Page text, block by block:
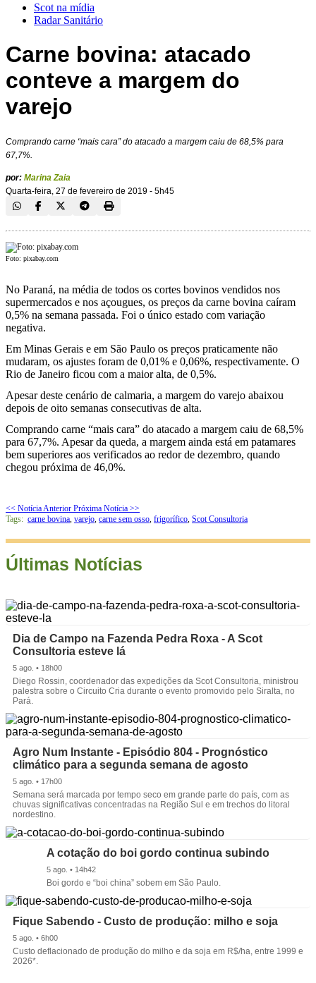
Scot na mídia
Radar Sanitário
Carne bovina: atacado
conteve a margem do
varejo
Comprando carne “mais cara” do atacado a margem caiu de 68,5% para
67,7%.
por: Marina Zaia
Quarta-feira, 27 de fevereiro de 2019 - 5h45
Foto: pixabay.com
No Paraná, na média de todos os cortes bovinos vendidos nos
supermercados e nos açougues, os preços da carne bovina caíram
0,5% na semana passada. Foi o único estado com variação
negativa.
Em Minas Gerais e em São Paulo os preços praticamente não
mudaram, os ajustes foram de 0,01% e 0,06%, respectivamente. O
Rio de Janeiro ficou com a maior alta, de 0,5%.
Apesar deste cenário de calmaria, a margem do varejo abaixou
depois de oito semanas consecutivas de alta.
Comprando carne “mais cara” do atacado a margem caiu de 68,5%
para 67,7%. Apesar da queda, a margem ainda está em patamares
bem superiores aos verificados ao redor de dezembro, quando
chegou próxima de 46,0%.
<< Notícia Anterior Próxima Notícia >>
Tags: carne bovina, varejo, carne sem osso, frigorífico, Scot Consultoria
Últimas Notícias
Dia de Campo na Fazenda Pedra Roxa - A Scot
Consultoria esteve lá
5 ago. • 18h00
Diego Rossin, coordenador das expedições da Scot Consultoria, ministrou
palestra sobre o Circuito Cria durante o evento promovido pelo Siralta, no
Pará.
Agro Num Instante - Episódio 804 - Prognóstico
climático para a segunda semana de agosto
5 ago. • 17h00
Semana será marcada por tempo seco em grande parte do país, com as
chuvas significativas concentradas na Região Sul e em trechos do litoral
nordestino.
A cotação do boi gordo continua subindo
5 ago. • 14h42
Boi gordo e “boi china” sobem em São Paulo.
Fique Sabendo - Custo de produção: milho e soja
5 ago. • 6h00
Custo deflacionado de produção do milho e da soja em R$/ha, entre 1999 e
2026*.